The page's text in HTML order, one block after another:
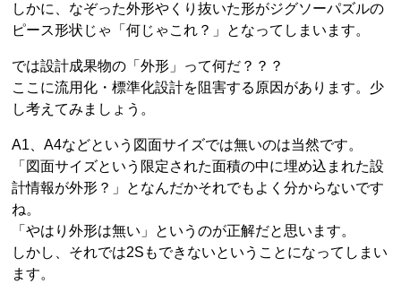
しかに、なぞった外形やくり抜いた形がジグソーパズルの
ピース形状じゃ「何じゃこれ？」となってしまいます。
では設計成果物の「外形」って何だ？？？
ここに流用化・標準化設計を阻害する原因があります。少
し考えてみましょう。
A1、A4などという図面サイズでは無いのは当然です。
「図面サイズという限定された面積の中に埋め込まれた設
計情報が外形？」となんだかそれでもよく分からないです
ね。
「やはり外形は無い」というのが正解だと思います。
しかし、それでは2Sもできないということになってしまい
ます。